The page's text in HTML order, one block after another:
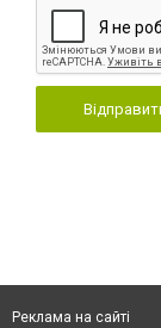
Реклама на сайті